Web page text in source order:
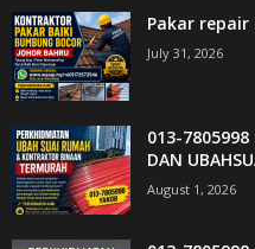
Pakar
July 31, 2026
013-7805998
DAN
August 1, 2026